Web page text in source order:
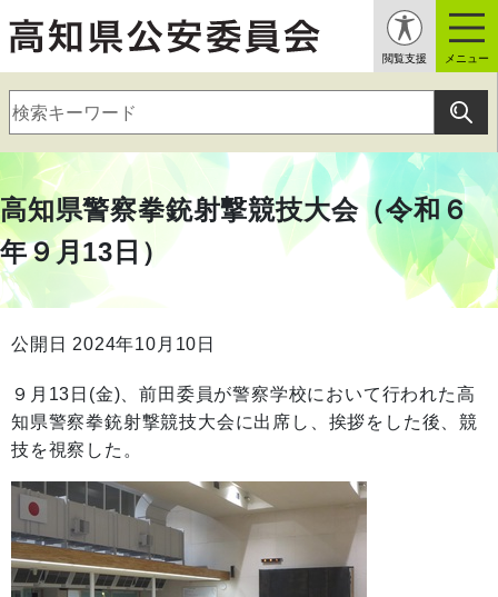
閲覧支援 メニュー
高知県警察拳銃射撃競技大会（令和６
年９月13日）
公開日 2024年10月10日
９月13日(金)、前田委員が警察学校において行われた高
知県警察拳銃射撃競技大会に出席し、挨拶をした後、競
技を視察した。